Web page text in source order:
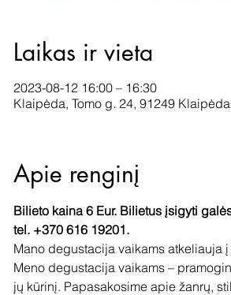
Laikas ir vieta
2023-08-12 16:00 – 16:30
Klaipėda, Tomo g. 24, 91249
Apie renginį
Bilieto kaina 6 Eur. Bilietus įsigyti
tel. +370 616 19201.
Mano degustacija vaikams atkeliauja
Meno degustacija vaikams –
jų kūrinį. Papasakosime apie žanrų,